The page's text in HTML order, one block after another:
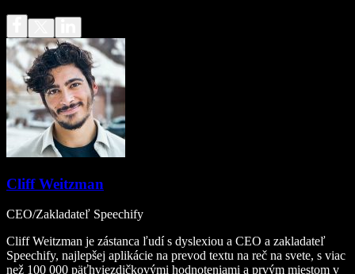
Cliff Weitzman
CEO/Zakladateľ Speechify
Cliff Weitzman je zástanca ľudí s dyslexiou a CEO a zakladateľ
Speechify, najlepšej aplikácie na prevod textu na reč na svete, s viac
než 100 000 päťhviezdičkovými hodnoteniami a prvým miestom v